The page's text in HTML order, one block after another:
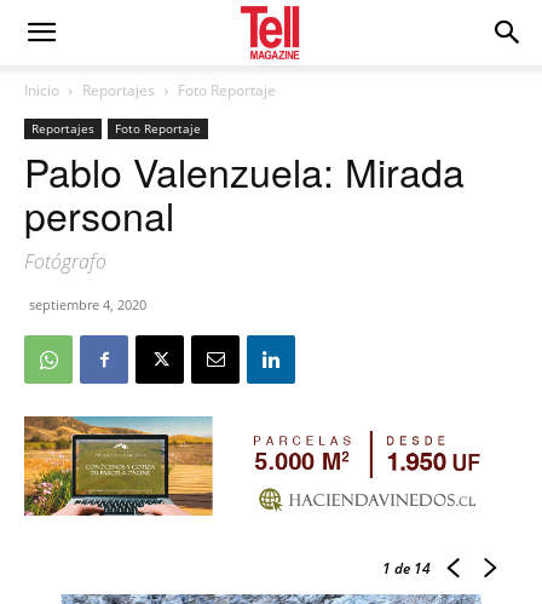
Inicio Reportajes Foto Reportaje
Reportajes Foto Reportaje
Pablo Valenzuela: Mirada
personal
Fotógrafo
septiembre 4, 2020
1 de 14